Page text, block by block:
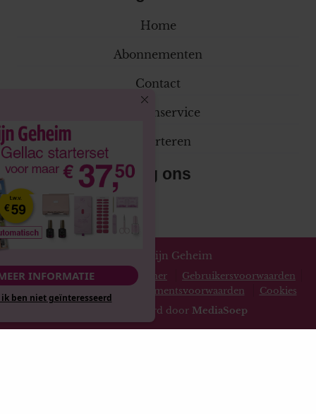
Home
Abonnementen
Contact
Klantenservice
Adverteren
Volg ons
© 2026 Mijn Geheim
Privacy statement Disclaimer
Gebruikersvoorwaarden
Abonnementsvoorwaarden
Cookies
Website gerealiseerd door MediaSoep
MEER INFORMATIE
Nee, ik ben niet geïnteresseerd